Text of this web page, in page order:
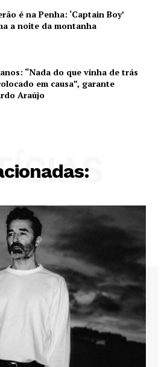
é na Penha: ‘Captain Boy’
a noite da montanha
“Nada do que vinha de trás
em causa”, garante
Araújo